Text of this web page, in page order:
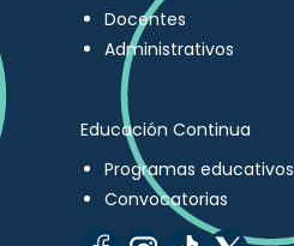
Docentes
Administrativos
Educación Continua
Programas educativos
Convocatorias